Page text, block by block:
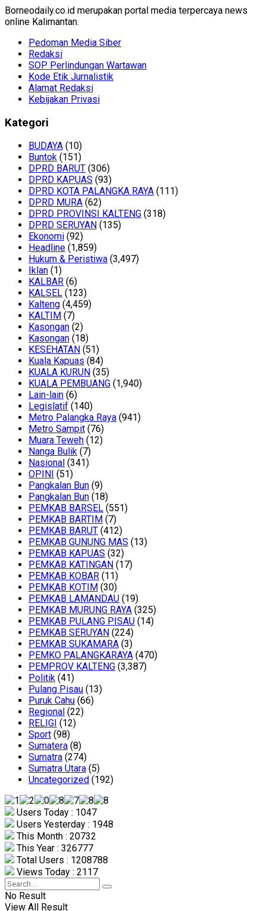
Borneodaily.co.id merupakan portal media terpercaya news
online Kalimantan.
Pedoman Media Siber
Redaksi
SOP Perlindungan Wartawan
Kode Etik Jurnalistik
Alamat Redaksi
Kebijakan Privasi
Kategori
BUDAYA (10)
Buntok (151)
DPRD BARUT (306)
DPRD KAPUAS (93)
DPRD KOTA PALANGKA RAYA (111)
DPRD MURA (62)
DPRD PROVINSI KALTENG (318)
DPRD SERUYAN (135)
Ekonomi (92)
Headline (1,859)
Hukum & Peristiwa (3,497)
Iklan (1)
KALBAR (6)
KALSEL (123)
Kalteng (4,459)
KALTIM (7)
Kasongan (2)
Kasongan (18)
KESEHATAN (51)
Kuala Kapuas (84)
KUALA KURUN (35)
KUALA PEMBUANG (1,940)
Lain-lain (6)
Legislatif (140)
Metro Palangka Raya (941)
Metro Sampit (76)
Muara Teweh (12)
Nanga Bulik (7)
Nasional (341)
OPINI (51)
Pangkalan Bun (9)
Pangkalan Bun (18)
PEMKAB BARSEL (551)
PEMKAB BARTIM (7)
PEMKAB BARUT (412)
PEMKAB GUNUNG MAS (13)
PEMKAB KAPUAS (32)
PEMKAB KATINGAN (17)
PEMKAB KOBAR (11)
PEMKAB KOTIM (30)
PEMKAB LAMANDAU (19)
PEMKAB MURUNG RAYA (325)
PEMKAB PULANG PISAU (14)
PEMKAB SERUYAN (224)
PEMKAB SUKAMARA (3)
PEMKO PALANGKARAYA (470)
PEMPROV KALTENG (3,387)
Politik (41)
Pulang Pisau (13)
Puruk Cahu (66)
Regional (22)
RELIGI (12)
Sport (98)
Sumatera (8)
Sumatra (274)
Sumatra Utara (5)
Uncategorized (192)
Users Today : 1047
Users Yesterday : 1948
This Month : 20732
This Year : 326777
Total Users : 1208788
Views Today : 2117
No Result
View All Result